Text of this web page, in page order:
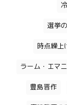
選挙
時点繰上
ラーム・エマ
豊島晋作